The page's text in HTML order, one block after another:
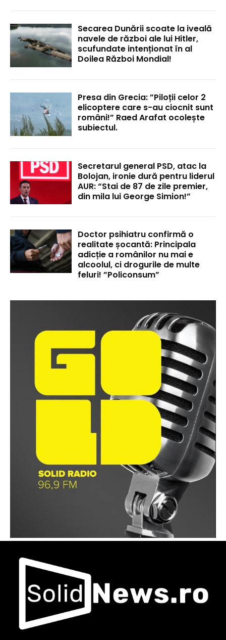
Secarea Dunării scoate la iveală
navele de război ale lui Hitler,
scufundate intenționat în al
Doilea Război Mondial!
Presa din Grecia: ”Piloții celor 2
elicoptere care s-au ciocnit sunt
români!” Raed Arafat ocolește
subiectul.
Secretarul general PSD, atac la
Bolojan, ironie dură pentru liderul
AUR: “Stai de 87 de zile premier,
din mila lui George Simion!”
Doctor psihiatru confirmă o
realitate șocantă: Principala
adicție a românilor nu mai e
alcoolul, ci drogurile de multe
feluri! ”Policonsum”